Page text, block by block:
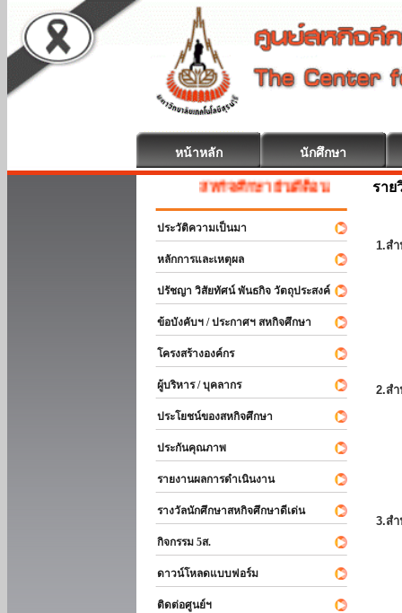
หน้าหลัก นักศึกษา
สหกิจศึกษา ยินดีต้อนรับ
ประวัติความเป็นมา
หลักการและเหตุผล
ปรัชญา วิสัยทัศน์ พันธกิจ วัตถุประสงค์
ข้อบังคับฯ / ประกาศฯ สหกิจศึกษา
โครงสร้างองค์กร
ผู้บริหาร / บุคลากร
ประโยชน์ของสหกิจศึกษา
ประกันคุณภาพ
รายงานผลการดำเนินงาน
รางวัลนักศึกษาสหกิจศึกษาดีเด่น
กิจกรรม 5ส.
ดาวน์โหลดแบบฟอร์ม
ติดต่อศูนย์ฯ
ราย
1.ส
2.ส
3.ส